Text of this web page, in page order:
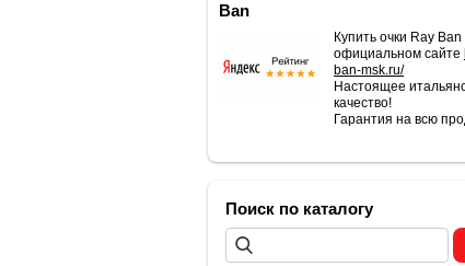
Ban
Купить очки Ray Ban
официальном сайте
ban-msk.ru/
Настоящее
качество!
Гарантия на всю
Поиск по каталогу